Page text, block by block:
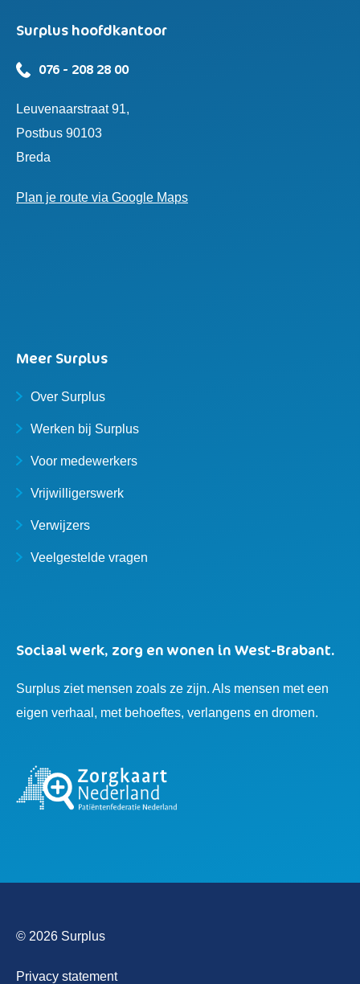
Surplus hoofdkantoor
076 - 208 28 00
Leuvenaarstraat 91,
Postbus 90103
Breda
Plan je route via Google Maps
Meer Surplus
Over Surplus
Werken bij Surplus
Voor medewerkers
Vrijwilligerswerk
Verwijzers
Veelgestelde vragen
Sociaal werk, zorg en wonen in West-Brabant.
Surplus ziet mensen zoals ze zijn. Als mensen met een
eigen verhaal, met behoeftes, verlangens en dromen.
© 2026 Surplus
Privacy statement